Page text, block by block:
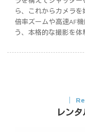
ら、これからカメラ
倍率ズームや高速AF
う、本格的な撮影を体
レン